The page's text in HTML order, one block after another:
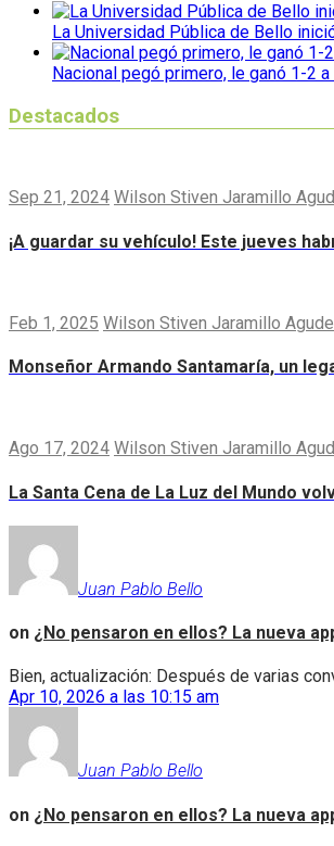
La Universidad Pública de Bello
Nacional pegó primero, le ganó 1-2
Destacados
Sep 21, 2024 Wilson Stiven Jaramillo
¡A guardar su vehículo! Este jueves
Feb 1, 2025 Wilson Stiven Jaramillo
Monseñor Armando Santamaría, un
Ago 17, 2024 Wilson Stiven Jaramillo
La Santa Cena de La Luz del Mundo
Juan Pablo Bello
on ¿No pensaron en ellos? La nueva
Bien, actualización: Después de varias
Apr 10, 2026 a las 10:15 am
Juan Pablo Bello
on ¿No pensaron en ellos? La nueva